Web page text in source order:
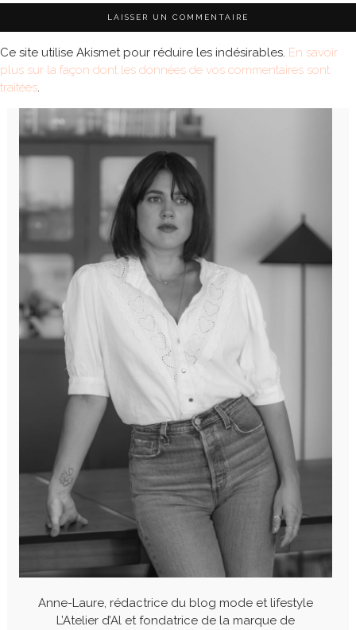
Ce site utilise Akismet pour réduire les indésirables. En savoir
plus sur la façon dont les données de vos commentaires sont
traitées.
Anne-Laure, rédactrice du blog mode et lifestyle
L’Atelier d’Al et fondatrice de la marque de